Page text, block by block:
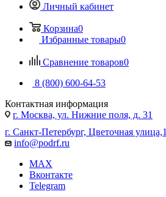
Личный кабинет
Корзина0
Избранные товары0
Сравнение товаров0
8 (800) 600-64-53
Контактная информация
г. Москва, ул. Нижние поля, д. 31
г. Санкт-Петербург, Цветочная
info@podrf.ru
MAX
Вконтакте
Telegram